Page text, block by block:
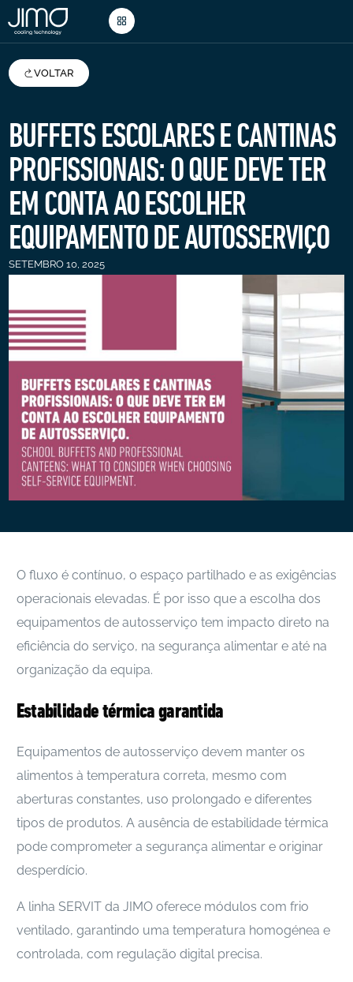
VOLTAR
BUFFETS ESCOLARES E CANTINAS
PROFISSIONAIS: O QUE DEVE TER
EM CONTA AO ESCOLHER
EQUIPAMENTO DE AUTOSSERVIÇO
SETEMBRO 10, 2025
O fluxo é contínuo, o espaço partilhado e as exigências
operacionais elevadas. É por isso que a escolha dos
equipamentos de autosserviço tem impacto direto na
eficiência do serviço, na segurança alimentar e até na
organização da equipa.
Estabilidade térmica garantida
Equipamentos de autosserviço devem manter os
alimentos à temperatura correta, mesmo com
aberturas constantes, uso prolongado e diferentes
tipos de produtos. A ausência de estabilidade térmica
pode comprometer a segurança alimentar e originar
desperdício.
A linha SERVIT da JIMO oferece módulos com frio
ventilado, garantindo uma temperatura homogénea e
controlada, com regulação digital precisa.